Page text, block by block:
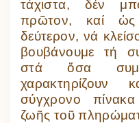
τάχιστα, δέν
πρῶτον, καί ὡς
δεύτερον, νά
βουβάνουμε τή
στά ὅσα
χαρακτηρίζουν
σύγχρονο πίνακα
ζωῆς τοῦ